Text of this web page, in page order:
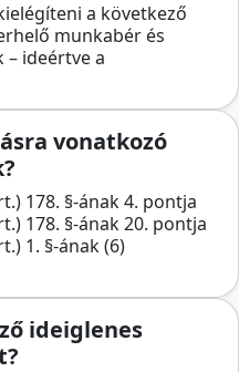
a következő
munkabér és
ideértve a
vonatkozó
178. §-ának 4. pontja
178. §-ának 20. pontja
1. §-ának (6)
ideiglenes